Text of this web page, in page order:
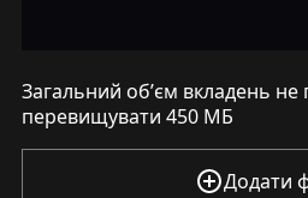
Загальний обʼєм вкладень не
перевищувати 450МБ
Додати